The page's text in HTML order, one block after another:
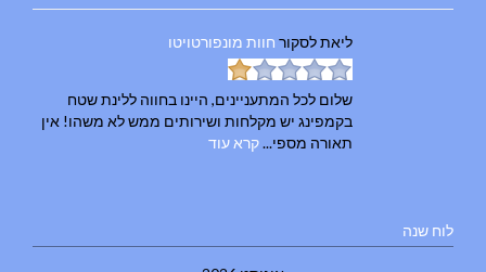
ליאתלסקור חוות מונפורטויטו
שלום לכל המתעניינים, היינו בחווה ללינת שטח
בקמפינג יש מקלחות ושירותים ממש לא משהו! אין
תאורה מספי...קרא עוד
לוח שנה